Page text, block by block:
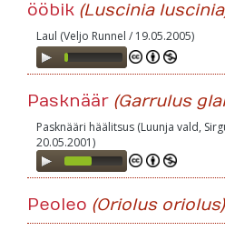
ööbik (Luscinia
Laul (Veljo Runnel / 19.05.2005)
Audio
Player
Pasknäär (Garrulus
Pasknääri häälitsus (Luunja vald,
20.05.2001)
Audio
Player
Peoleo (Oriolus oriolus)